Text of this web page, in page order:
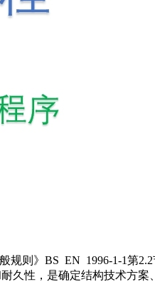
则》BS EN 1996-1-1第
久性，是确定结构技术方案